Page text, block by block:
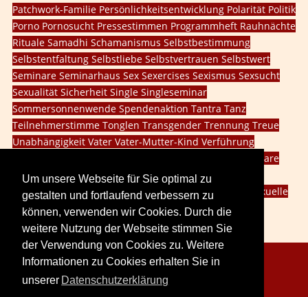
Um unsere Webseite für Sie optimal zu
gestalten und fortlaufend verbessern zu
können, verwenden wir Cookies. Durch die
weitere Nutzung der Webseite stimmen Sie
der Verwendung von Cookies zu. Weitere
Informationen zu Cookies erhalten Sie in
unserer Datenschutzerklärung
Patchwork-Familie Persönlichkeitsentwicklung Polarität Politik
Porno Pornosucht Pressestimmen Programmheft Rauhnächte
Rituale Samadhi Schamanismus Selbstbestimmung
Selbstentfaltung Selbstliebe Selbstvertrauen Selbstwert
Seminare Seminarhaus Sex Sexercises Sexismus Sexsucht
Sexualität Sicherheit Single Singleseminar
Sommersonnenwende Spendenaktion Tantra Tanz
Teilnehmerstimme Tonglen Transgender Trennung Treue
Unabhängigkeit Vater Vater-Mutter-Kind Verführung
Webinare
WeiblichkeitWeiblichkeit lebenWillensschulung
Wintersonnenwendedritte Geschlechtinnere Kind
sexuelle
Problemesocial media